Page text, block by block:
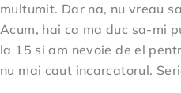
multumit. Dar na, nu vreau
Acum, hai ca ma duc sa-mi
la 15 si am nevoie de el
nu mai caut incarcatorul.